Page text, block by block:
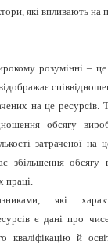
які впливають на
розумінні – це
на це ресурсів.
обсягу
затраченої на
збільшення
праці.
які
є дані про
кваліфікацію й